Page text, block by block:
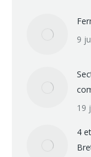
9
19
4